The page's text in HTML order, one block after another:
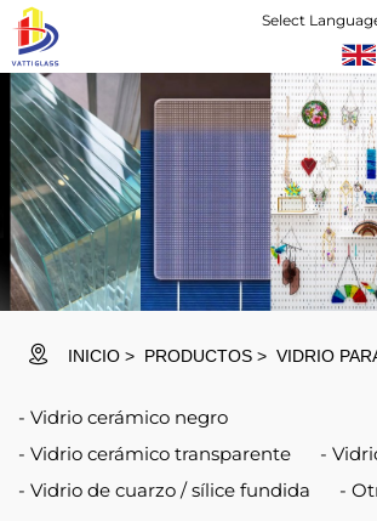
Select
Vidrio
para
uso
industrial
INICIO PRODUCTOS VIDRIO
Vidrio cerámico negro
Vidrio cerámico transparente
Vidrio de cuarzo / sílice fundida